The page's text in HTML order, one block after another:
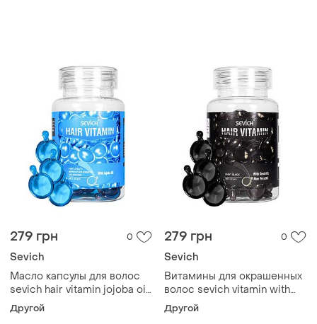
279 грн 0
Sevich
Масло капсулы для волос
sevich hair vitamin jojoba oil
глубокое восстановление и
блеск, 30 шт
Другой
279 грн 0
Sevich
Витамины для окрашенных
волос sevich vitamin with
kemiri & aloe vera oil, 30 шт
Другой